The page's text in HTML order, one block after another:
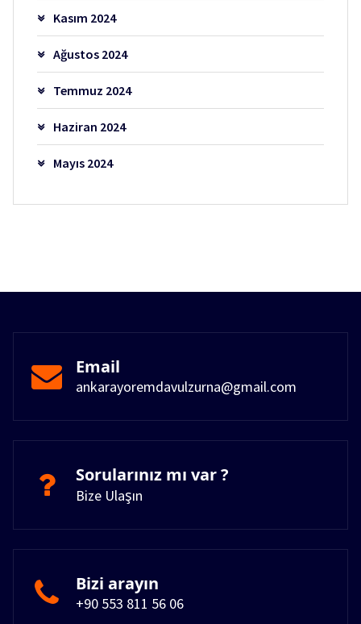
Kasım 2024
Ağustos 2024
Temmuz 2024
Haziran 2024
Mayıs 2024
Email
ankarayoremdavulzurna@gmail.com
Sorularınız mı var ?
Bize Ulaşın
Bizi arayın
+90 553 811 56 06